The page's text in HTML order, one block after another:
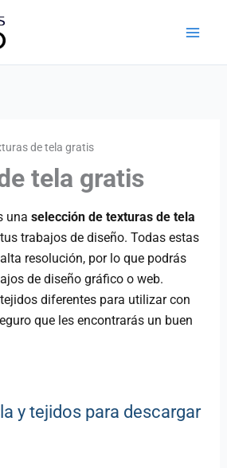
de tela gratis
tela gratis
unaselección de texturas de tela
trabajos de diseño. Todas estas
resolución, por lo que podrás
de diseño gráfico o web.
diferentes para utilizar con
que les encontrarás un buen
y tejidos para descargar